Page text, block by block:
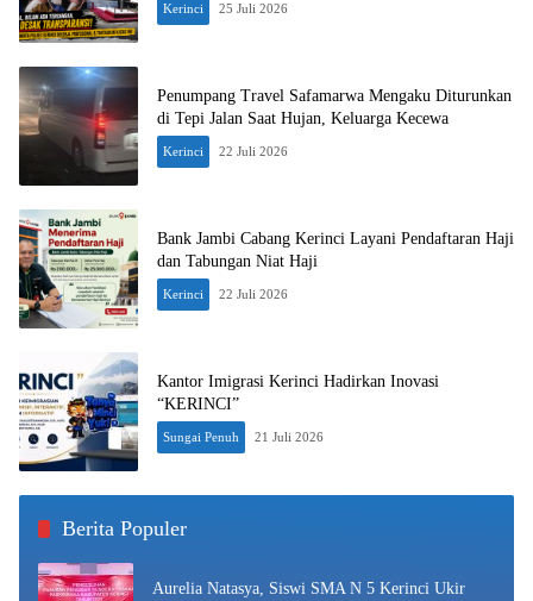
Kerinci 25 Juli 2026
Penumpang Travel Safamarwa Mengaku Diturunkan
di Tepi Jalan Saat Hujan, Keluarga Kecewa
Kerinci 22 Juli 2026
Bank Jambi Cabang Kerinci Layani Pendaftaran Haji
dan Tabungan Niat Haji
Kerinci 22 Juli 2026
Kantor Imigrasi Kerinci Hadirkan Inovasi
“KERINCI”
Sungai Penuh 21 Juli 2026
Berita Populer
Aurelia Natasya, Siswi SMA N 5 Kerinci Ukir